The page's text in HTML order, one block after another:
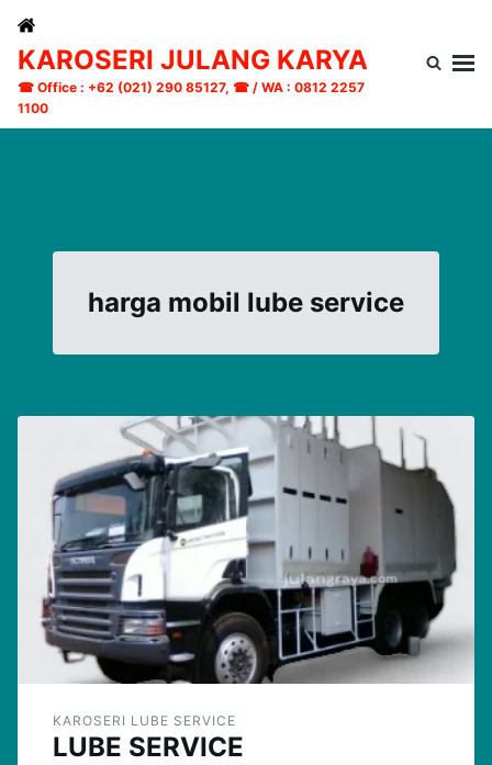
Skip
content
for:
KAROSERI JULANG KARYA
☎ Office : +62 (021) 290 85127, ☎ / WA : 0812 2257
1100
harga mobil lube service
KAROSERI LUBE SERVICE
LUBE SERVICE